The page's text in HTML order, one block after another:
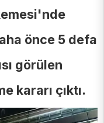
önce 5 defa
görülen
kararı çıktı.